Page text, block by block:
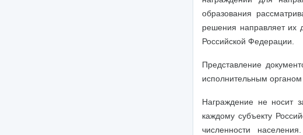
образования
решения направляет их
Российской Федерации.
Представление
исполнительным органом
Награждение не носит
каждому субъекту
численности